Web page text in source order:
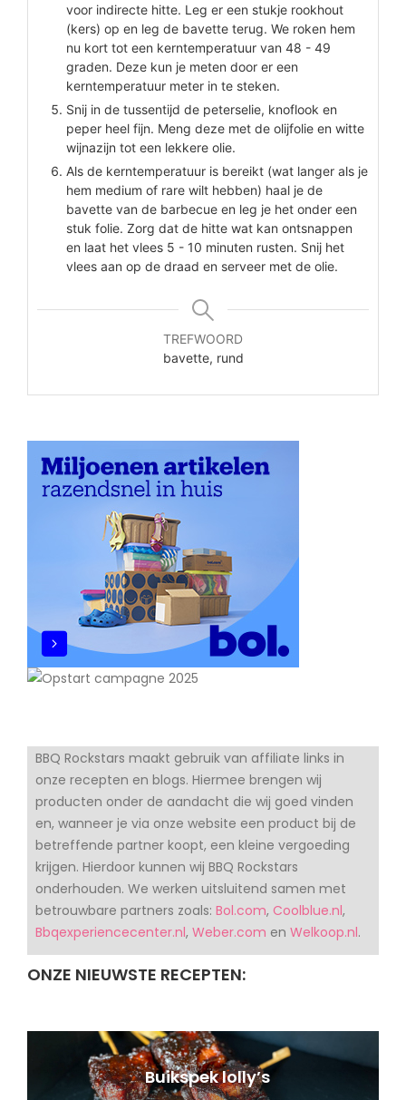
voor indirecte hitte. Leg er een stukje rookhout
(kers) op en leg de bavette terug. We roken hem
nu kort tot een kerntemperatuur van 48 - 49
graden. Deze kun je meten door er een
kerntemperatuur meter in te steken.
Snij in de tussentijd de peterselie, knoflook en
peper heel fijn. Meng deze met de olijfolie en witte
wijnazijn tot een lekkere olie.
Als de kerntemperatuur is bereikt (wat langer als je
hem medium of rare wilt hebben) haal je de
bavette van de barbecue en leg je het onder een
stuk folie. Zorg dat de hitte wat kan ontsnappen
en laat het vlees 5 - 10 minuten rusten. Snij het
vlees aan op de draad en serveer met de olie.
TREFWOORD
bavette, rund
BBQ Rockstars maakt gebruik van affiliate links in
onze recepten en blogs. Hiermee brengen wij
producten onder de aandacht die wij goed vinden
en, wanneer je via onze website een product bij de
betreffende partner koopt, een kleine vergoeding
krijgen. Hierdoor kunnen wij BBQ Rockstars
onderhouden. We werken uitsluitend samen met
betrouwbare partners zoals: Bol.com, Coolblue.nl,
Bbqexperiencecenter.nl, Weber.com en Welkoop.nl.
ONZE NIEUWSTE RECEPTEN:
Buikspek lolly’s